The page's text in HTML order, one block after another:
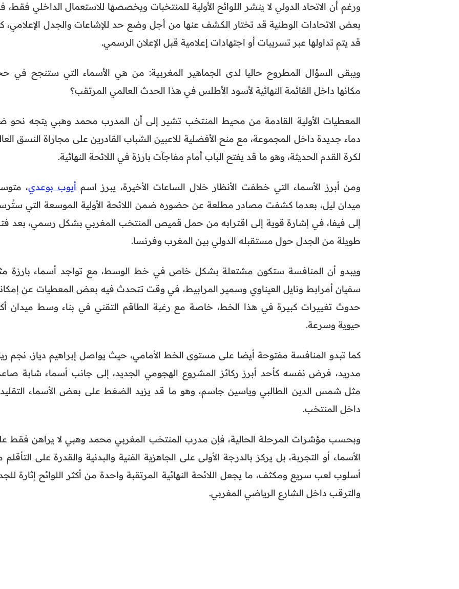
ورغم أن الاتحاد الدولي لا ينشر اللوائح الأولية للمنتخبات ويخصصها للاستعمال الداخلي فقط،
بعض الاتحادات الوطنية قد تختار الكشف عنها من أجل وضع حد للإشاعات والجدل الإعلامي،
قد يتم تداولها عبر تسريبات أو اجتهادات إعلامية قبل الإعلان الرسمي.
ويبقى السؤال المطروح حاليا لدى الجماهير المغربية: من هي الأسماء التي ستنجح في
مكانها داخل القائمة النهائية لأسود الأطلس في هذا الحدث العالمي المرتقب؟
المعطيات الأولية القادمة من محيط المنتخب تشير إلى أن المدرب محمد وهبي يتجه نحو
دماء جديدة داخل المجموعة، مع منح الأفضلية للاعبين الشباب القادرين على مجاراة النسق
لكرة القدم الحديثة، وهو ما قد يفتح الباب أمام مفاجآت بارزة في اللائحة النهائية.
ومن أبرز الأسماء التي خطفت الأنظار خلال الساعات الأخيرة، يبرز اسم أيوب بوعدي،
ميدان ليل، بعدما كشفت مصادر مطلعة عن حضوره ضمن اللائحة الأولية الموسعة التي
إلى فيفا، في إشارة قوية إلى اقترابه من حمل قميص المنتخب المغربي بشكل رسمي، بعد
طويلة من الجدل حول مستقبله الدولي بين المغرب وفرنسا.
ويبدو أن المنافسة ستكون مشتعلة بشكل خاص في خط الوسط، مع تواجد أسماء بارزة
سفيان أمرابط ونايل العيناوي وسمير المرابيط، في وقت تتحدث فيه بعض المعطيات عن
حدوث تغييرات كبيرة في هذا الخط، خاصة مع رغبة الطاقم التقني في بناء وسط ميدان
حيوية وسرعة.
كما تبدو المنافسة مفتوحة أيضا على مستوى الخط الأمامي، حيث يواصل إبراهيم دياز، نجم
مدريد، فرض نفسه كأحد أبرز ركائز المشروع الهجومي الجديد، إلى جانب أسماء شابة
مثل شمس الدين الطالبي وياسين جاسم، وهو ما قد يزيد الضغط على بعض الأسماء
داخل المنتخب.
وبحسب مؤشرات المرحلة الحالية، فإن مدرب المنتخب المغربي محمد وهبي لا يراهن فقط
الأسماء أو التجربة، بل يركز بالدرجة الأولى على الجاهزية الفنية والبدنية والقدرة على التأقلم
أسلوب لعب سريع ومكثف، ما يجعل اللائحة النهائية المرتقبة واحدة من أكثر اللوائح إثارة
والترقب داخل الشارع الرياضي المغربي.